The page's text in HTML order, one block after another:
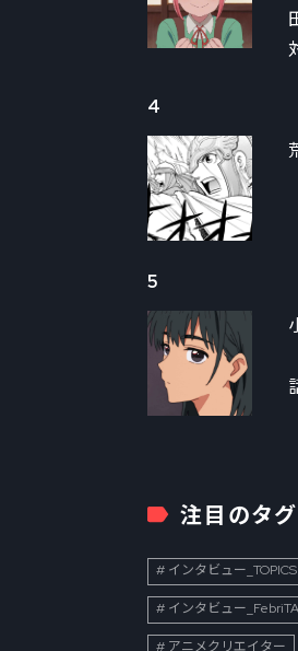
4
5
注目のタグ
インタビュー_TOPICS
インタビュー
アニメクリエイター